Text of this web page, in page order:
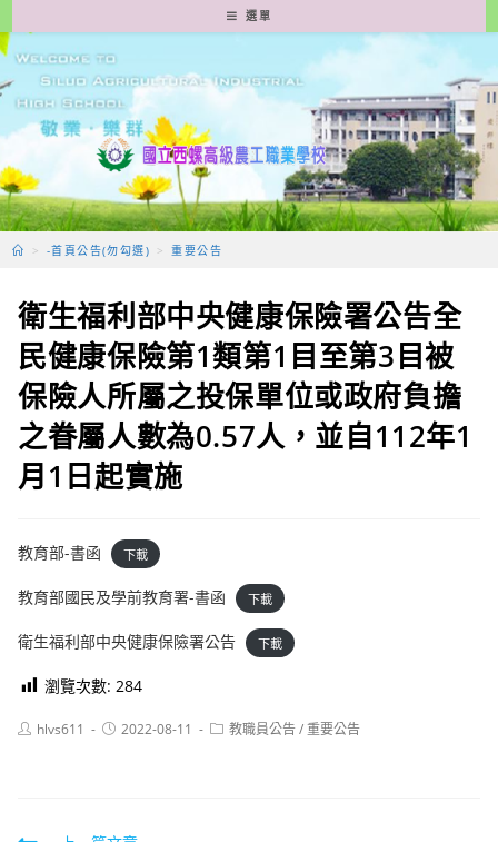
轉
至
要
容
選單
> -首頁公告(勿勾選) > 重要公告
衛生福利部中央健康保險署公告全
民健康保險第1類第1目至第3目被
保險人所屬之投保單位或政府負擔
之眷屬人數為0.57人，並自112年1
月1日起實施
教育部-書函 下載
教育部國民及學前教育署-書函 下載
衛生福利部中央健康保險署公告 下載
瀏覽次數: 284
Posthlvs611
Post2022-08-11
Post教職員公告/重要公告